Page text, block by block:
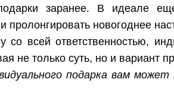
заранее. В идеале
пролонгировать новогоднее
со всей ответственностью,
не только суть, но и вариант
подарка вам